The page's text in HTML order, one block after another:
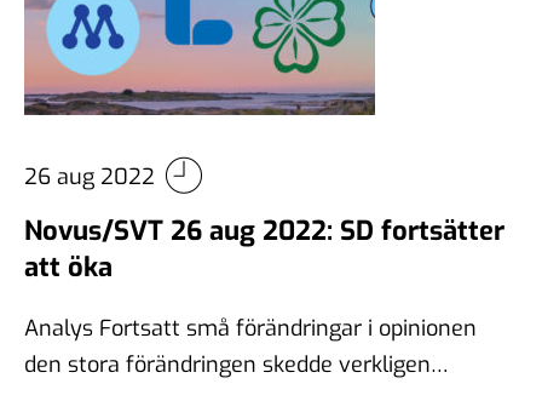
26 aug 2022
Novus/SVT 26 aug 2022: SD fortsätter
att öka
Analys Fortsatt små förändringar i opinionen
den stora förändringen skedde verkligen